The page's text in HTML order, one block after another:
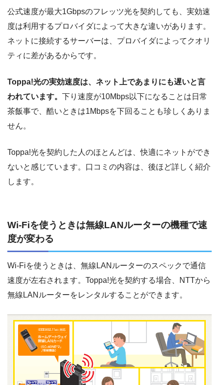
公式速度が最大1Gbpsのフレッツ光を契約しても、実効速
度は利用するプロバイダによって大きな違いがあります。
ネットに接続するサーバーは、プロバイダによってクオリ
ティに差があるからです。
Toppa!光の実効速度は、ネット上であまりにも遅いと言
われています。 下り速度が10Mbps以下になることは日常
茶飯事で、酷いときは1Mbpsを下回ることも珍しくありま
せん。
Toppa!光を契約した人のほとんどは、快適にネットができ
ないと感じています。口コミの内容は、後ほど詳しく紹介
します。
Wi-Fiを使うときは無線LANルーターの機種で速
度が変わる
Wi-Fiを使うときは、無線LANルーターのスペックで通信
速度が左右されます。Toppa!光を契約する場合、NTTから
無線LANルーターをレンタルすることができます。